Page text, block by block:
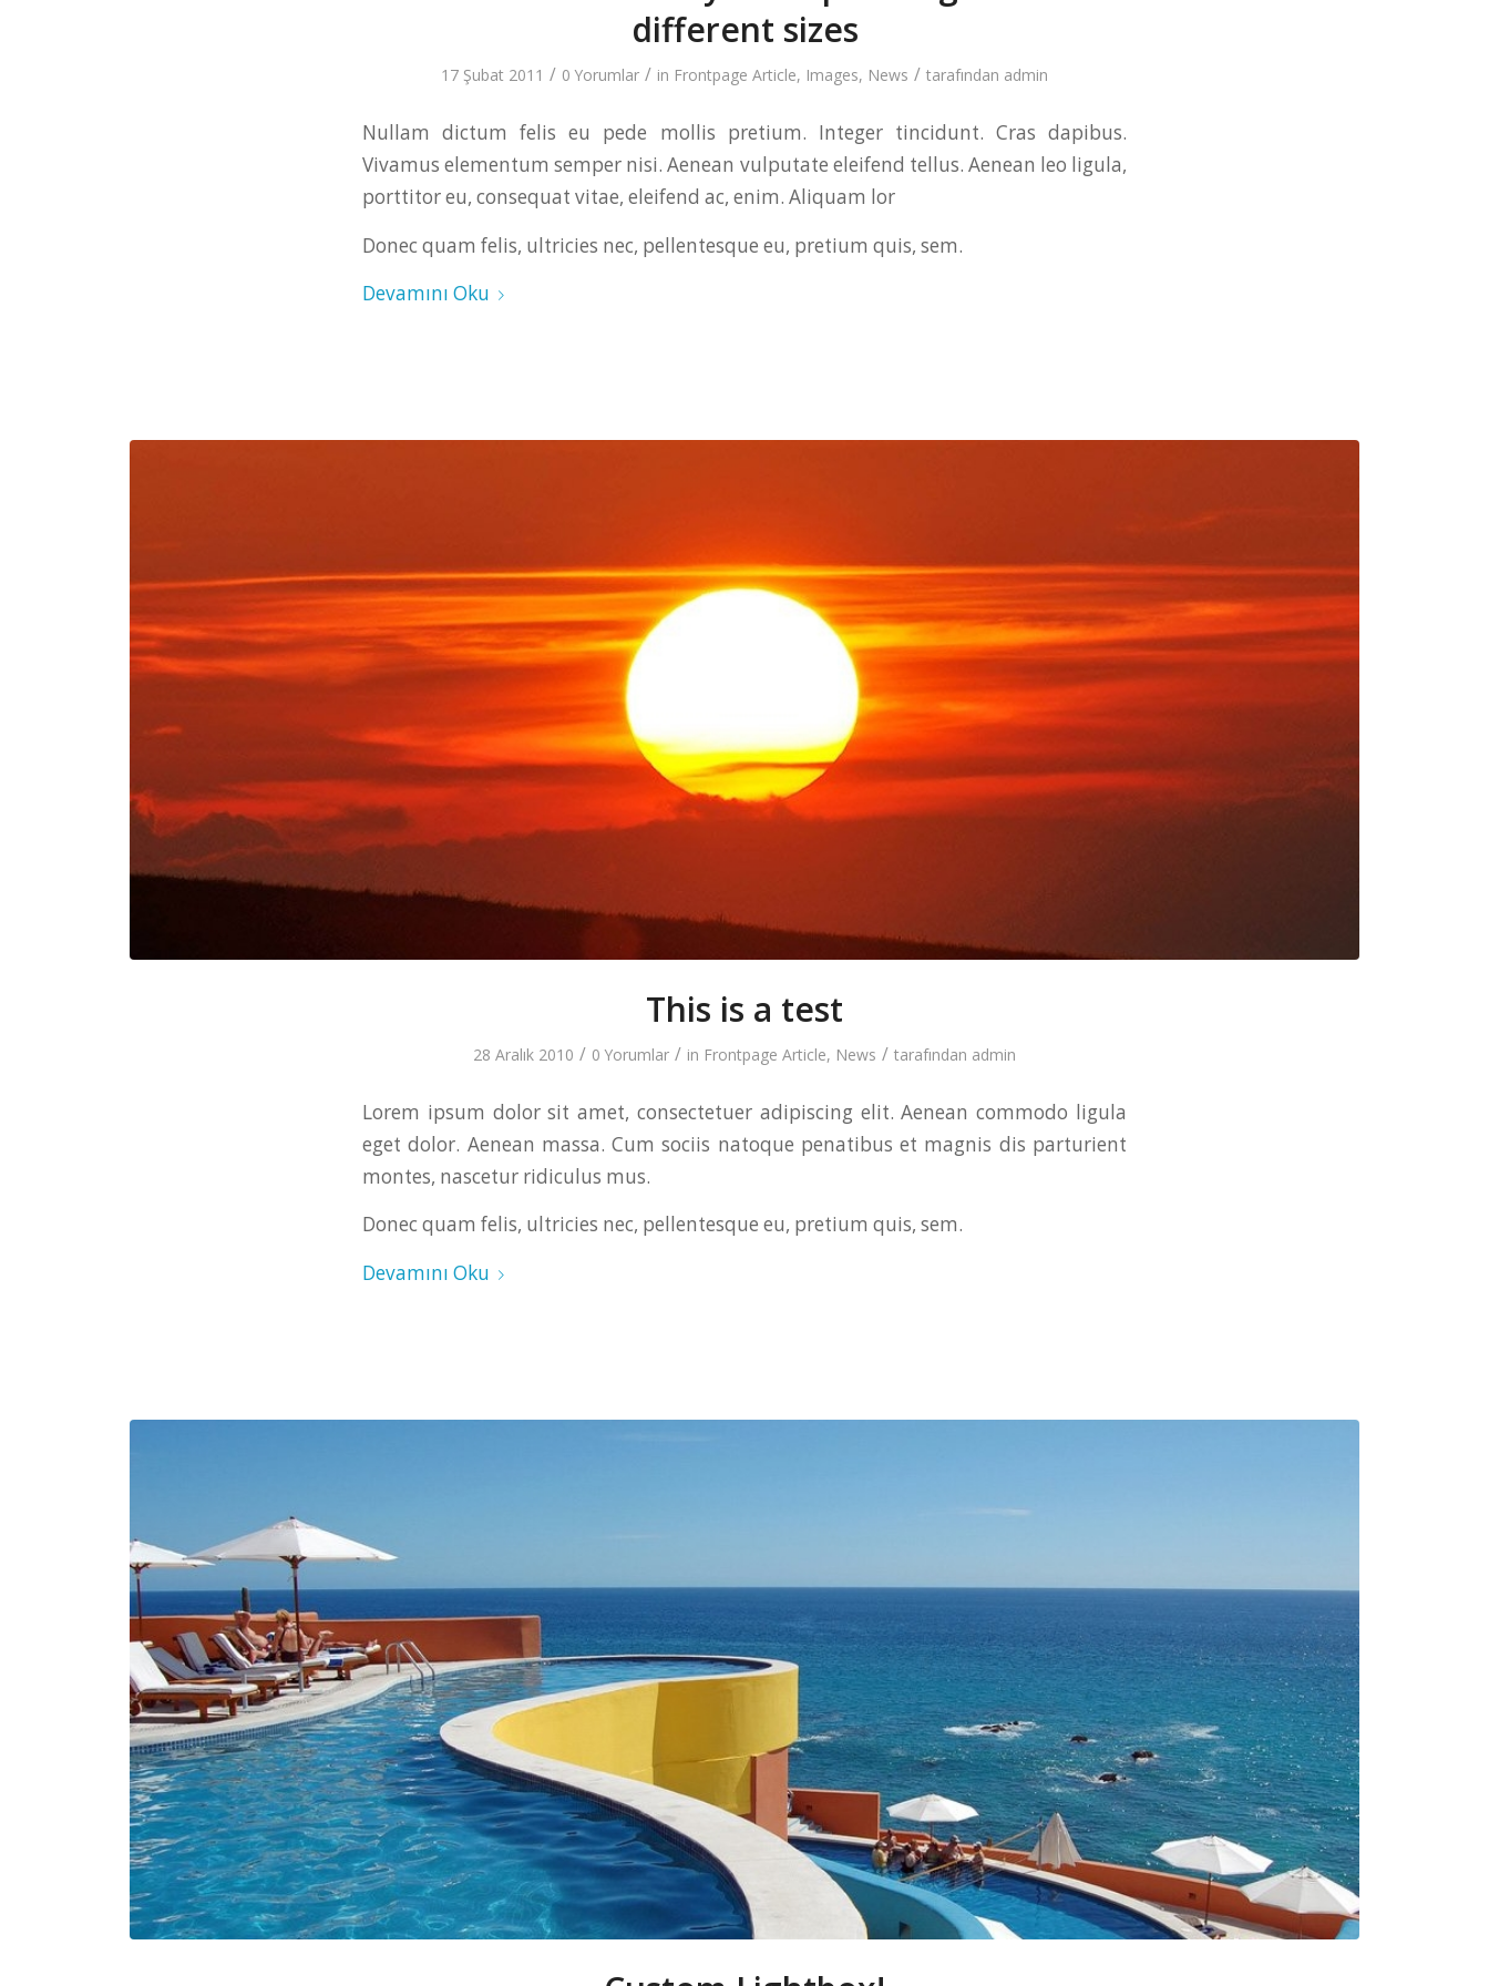
different sizes
17 Şubat 2011 / 0 Yorumlar / in Frontpage Article, Images, News / tarafından admin
Nullam dictum felis eu pede mollis pretium. Integer tincidunt. Cras dapibus.
Vivamus elementum semper nisi. Aenean vulputate eleifend tellus. Aenean leo ligula,
porttitor eu, consequat vitae, eleifend ac, enim. Aliquam lor
Donec quam felis, ultricies nec, pellentesque eu, pretium quis, sem.
Devamını Oku
This is a test
28 Aralık 2010 / 0 Yorumlar / in Frontpage Article, News / tarafından admin
Lorem ipsum dolor sit amet, consectetuer adipiscing elit. Aenean commodo ligula
eget dolor. Aenean massa. Cum sociis natoque penatibus et magnis dis parturient
montes, nascetur ridiculus mus.
Donec quam felis, ultricies nec, pellentesque eu, pretium quis, sem.
Devamını Oku